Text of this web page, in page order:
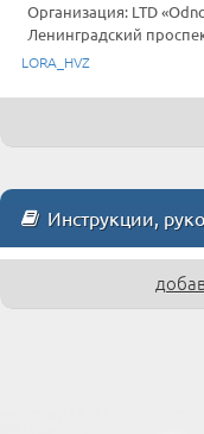
Организация: LTD
Ленинградский
LORA_HVZ
Инструкции,